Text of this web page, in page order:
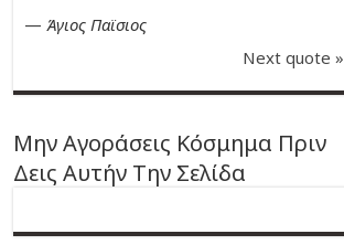
— Άγιος Παϊσιος
Next quote »
Μην Αγοράσεις Κόσμημα Πριν
Δεις Αυτήν Την Σελίδα